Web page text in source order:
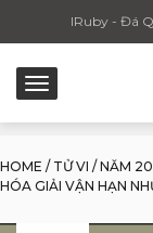
IRuby - Đá
HOME / TỬ VI / NĂM
HÓA GIẢI VẬN HẠN